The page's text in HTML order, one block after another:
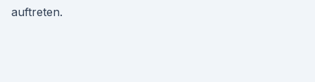
auftreten.